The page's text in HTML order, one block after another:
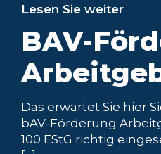
fünf
ge,
und